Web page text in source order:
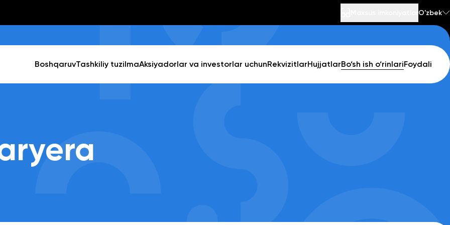
O'zbek
BoshqaruvTashkiliy tuzilmaAksiyadorlar va investorlar uchunRekvizitlarHujjatlarBo‘sh ish o‘rinlariFoydali